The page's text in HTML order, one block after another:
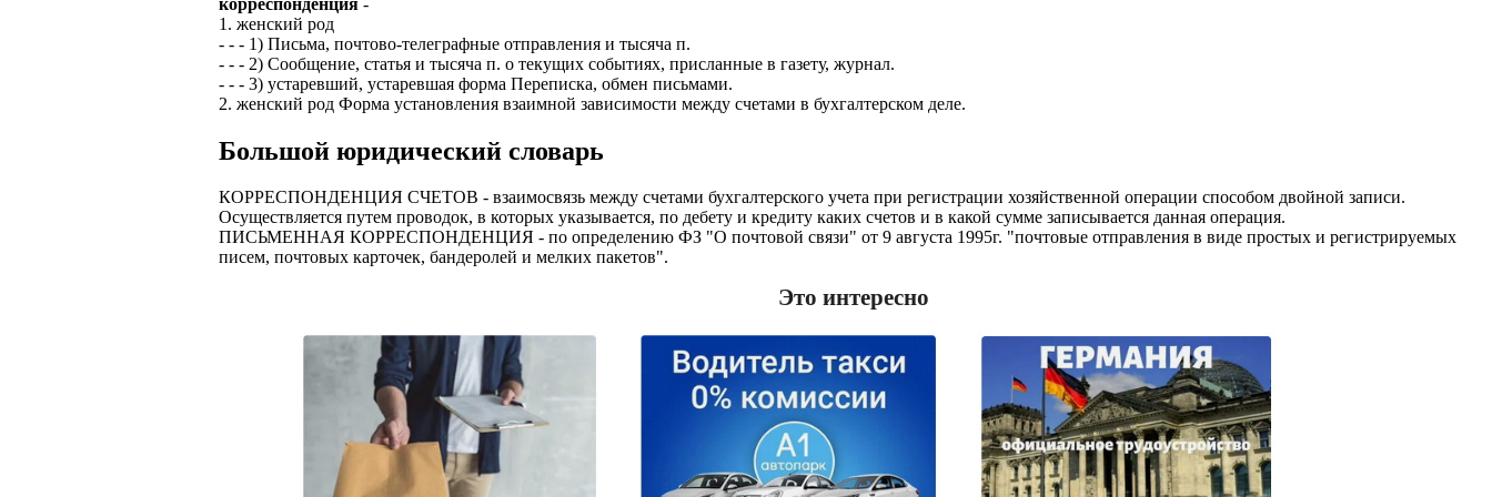
1. женский род
- - - 1) Письма, почтово-телеграфные отправления и тысяча п.
- - - 2) Сообщение, статья и тысяча п. о текущих событиях, присланные в газету, журнал.
- - - 3) устаревший, устаревшая форма Переписка, обмен письмами.
2. женский род Форма установления взаимной зависимости между счетами в бухгалтерском деле.
Большой юридический словарь
КОРРЕСПОНДЕНЦИЯ СЧЕТОВ - взаимосвязь между счетами бухгалтерского учета при регистрации хозяйственной операции способом двойной записи.
Осуществляется путем проводок, в которых указывается, по дебету и кредиту каких счетов и в какой сумме записывается данная операция.
ПИСЬМЕННАЯ КОРРЕСПОНДЕНЦИЯ - по определению ФЗ "О почтовой связи" от 9 августа 1995г. "почтовые отправления в виде простых и регистрируемых
писем, почтовых карточек, бандеролей и мелких пакетов".
Это интересно